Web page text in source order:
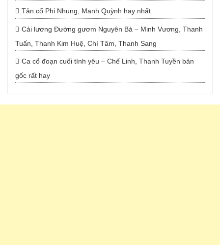
Tân cổ Phi Nhung, Mạnh Quỳnh hay nhất
Cải lương Đường gươm Nguyên Bá – Minh Vương, Thanh
Tuấn, Thanh Kim Huệ, Chí Tâm, Thanh Sang
Ca cổ đoạn cuối tình yêu – Chế Linh, Thanh Tuyền bản
gốc rất hay